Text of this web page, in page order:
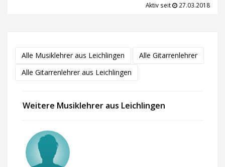
Aktiv seit 27.03.2018
Alle Musiklehrer aus Leichlingen
Alle Gitarrenlehrer
Alle Gitarrenlehrer aus Leichlingen
Weitere Musiklehrer aus Leichlingen